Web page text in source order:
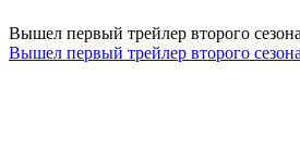
Вышел первый трейлер второго
Вышел первый трейлер второго